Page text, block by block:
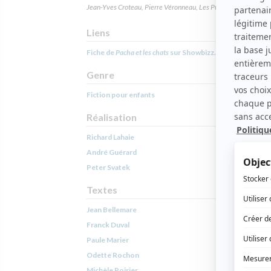
Jean-Yves Croteau, Pierre Véronneau, Les Publications du
Liens
Fiche dePacha et les chats sur Showbizz.net
Genre
Fiction pour enfants
Réalisation
Richard Lahaie
André Guérard
Peter Svatek
Textes
Jean Bellemare
Franck Duval
Paule Marier
Odette Rochon